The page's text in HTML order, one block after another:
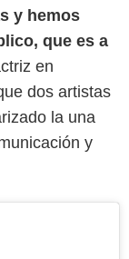
y hemos
que es a
en
dos artistas
la una
y